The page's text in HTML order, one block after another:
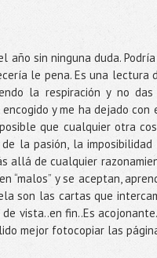
año sin ninguna duda.
le pena. Es una lectura
la respiración y no
y me ha dejado
que cualquier otra
la pasión, la
allá de cualquier
“malos” y se aceptan,
son las cartas que
vista..en fin..Es
mejor fotocopiar las